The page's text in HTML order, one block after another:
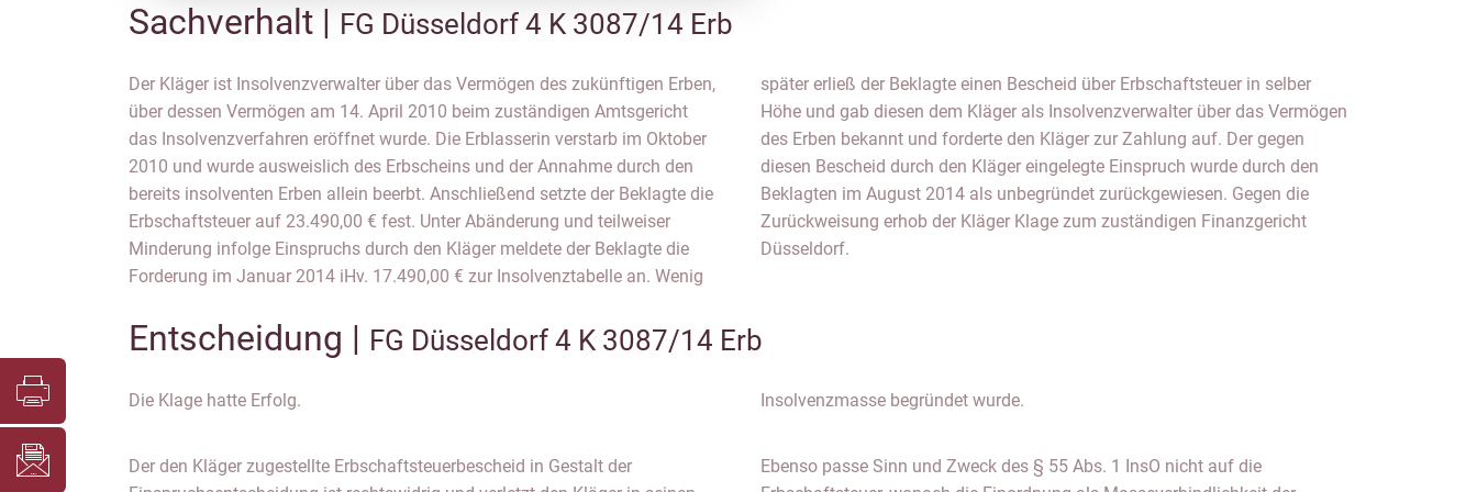
Sachverhalt | FG Düsseldorf 4 K 3087/14 Erb
Der Kläger ist Insolvenzverwalter über das Vermögen des zukünftigen Erben,
über dessen Vermögen am 14. April 2010 beim zuständigen Amtsgericht
das Insolvenzverfahren eröffnet wurde. Die Erblasserin verstarb im Oktober
2010 und wurde ausweislich des Erbscheins und der Annahme durch den
bereits insolventen Erben allein beerbt. Anschließend setzte der Beklagte die
Erbschaftsteuer auf 23.490,00 € fest. Unter Abänderung und teilweiser
Minderung infolge Einspruchs durch den Kläger meldete der Beklagte die
Forderung im Januar 2014 iHv. 17.490,00 € zur Insolvenztabelle an. Wenig
später erließ der Beklagte einen Bescheid über Erbschaftsteuer in selber
Höhe und gab diesen dem Kläger als Insolvenzverwalter über das Vermögen
des Erben bekannt und forderte den Kläger zur Zahlung auf. Der gegen
diesen Bescheid durch den Kläger eingelegte Einspruch wurde durch den
Beklagten im August 2014 als unbegründet zurückgewiesen. Gegen die
Zurückweisung erhob der Kläger Klage zum zuständigen Finanzgericht
Düsseldorf.
Entscheidung | FG Düsseldorf 4 K 3087/14 Erb
Die Klage hatte Erfolg.
Der den Kläger zugestellte Erbschaftsteuerbescheid in Gestalt der
Insolvenzmasse begründet wurde.
Ebenso passe Sinn und Zweck des § 55 Abs. 1 InsO nicht auf die